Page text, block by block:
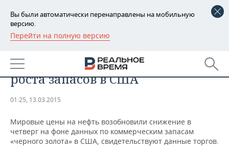
Вы были автоматически перенаправлены на мобильную
версию.
Перейти на полную версию
РЕГИОНЫ
БАШКОРТОСТАН
ТАТАРСТАН
НОВОСТИ
АНАЛИТИКА
ДЕКЛАРАЦИИ О ДОХОДАХ
НОВОСТИ ЭКОНОМИКИ
ПРОМЫШЛЕННОСТЬ
возобновили снижение на фоне
роста запасов в США
01:25, 13.03.2015
Мировые цены на нефть возобновили снижение в
четверг на фоне данных по коммерческим запасам
«черного золота» в США, свидетельствуют данные торгов.